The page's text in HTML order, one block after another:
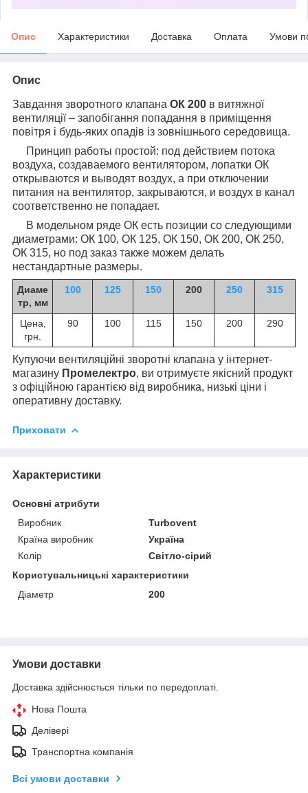
Опис Характеристики Доставка Оплата Умови
Опис
Завдання зворотного клапана ОК 200 в витяжної
вентиляції – запобігання попадання в приміщення
повітря і будь-яких опадів із зовнішнього середовища.
Принцип работы простой: под действием потока
воздуха, создаваемого вентилятором, лопатки ОК
открываются и выводят воздух, а при отключении
питания на вентилятор, закрываются, и воздух в канал
соответственно не попадает.
В модельном ряде ОК есть позиции со следующими
диаметрами: ОК 100, ОК 125, ОК 150, ОК 200, ОК 250,
ОК 315, но под заказ также можем делать
нестандартные размеры.
Диаме
тр, мм
100 125 150 200 250 315
Цена,
грн.
90 100 115 150 200 290
Купуючи вентиляційні зворотні клапана у інтернет-
магазину Промелектро, ви отримуєте якісний продукт
з офіційною гарантією від виробника, низькі ціни і
оперативну доставку.
Приховати
Характеристики
Основні атрибути
Виробник
Turbovent
Країна виробник
Україна
Колір
Світло-сірий
Користувальницькі характеристики
Діаметр
200
Умови доставки
Доставка здійснюється тільки по передоплаті.
Нова Пошта
Делівері
Транспортна компанія
Всі умови доставки